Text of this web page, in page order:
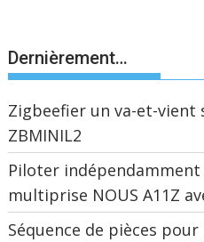
Dernièrement…
Zigbeefier un va-et-vient
ZBMINIL2
Piloter indépendamment
multiprise NOUS A11Z
Séquence de pièces